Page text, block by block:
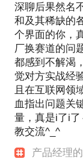
深聊后果然名
和及其稀缺的
个界面的你，
厂换赛道的问
都感到不解渴
觉对方实战经
且在互联网领
血指出问题关
量，真是i了i
教交流^_^
产品经理